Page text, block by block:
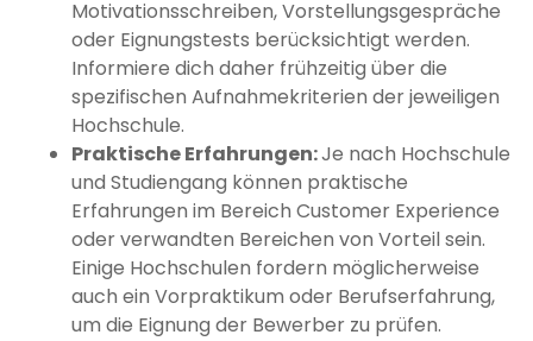
Motivationsschreiben, Vorstellungsgespräche
oder Eignungstests berücksichtigt werden.
Informiere dich daher frühzeitig über die
spezifischen Aufnahmekriterien der jeweiligen
Hochschule.
Praktische Erfahrungen:Je nach Hochschule
und Studiengang können praktische
Erfahrungen im Bereich Customer Experience
oder verwandten Bereichen von Vorteil sein.
Einige Hochschulen fordern möglicherweise
auch ein Vorpraktikum oder Berufserfahrung,
um die Eignung der Bewerber zu prüfen.